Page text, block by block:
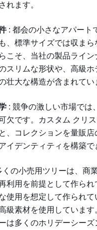
れます。
: 都会の小さなアパート
、標準サイズでは収まら
こそ、当社の製品ライン
スリムな形状や、高級ホ
壮大な構造が含まれてい
: 競争の激しい市場では
欠です。カスタム クリ
、コレクションを量販店
イデンティティを構築で
くの小売用ツリーは、商
利用を前提として作られ
使用を想定して作られ
級素材を使用しています
は多くのホリデーシーズ